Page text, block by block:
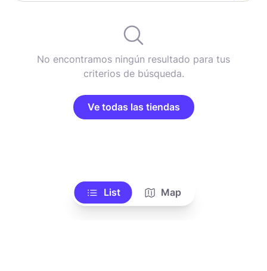
No encontramos ningún resultado para tus
criterios de búsqueda.
Ve todas las tiendas
List Map